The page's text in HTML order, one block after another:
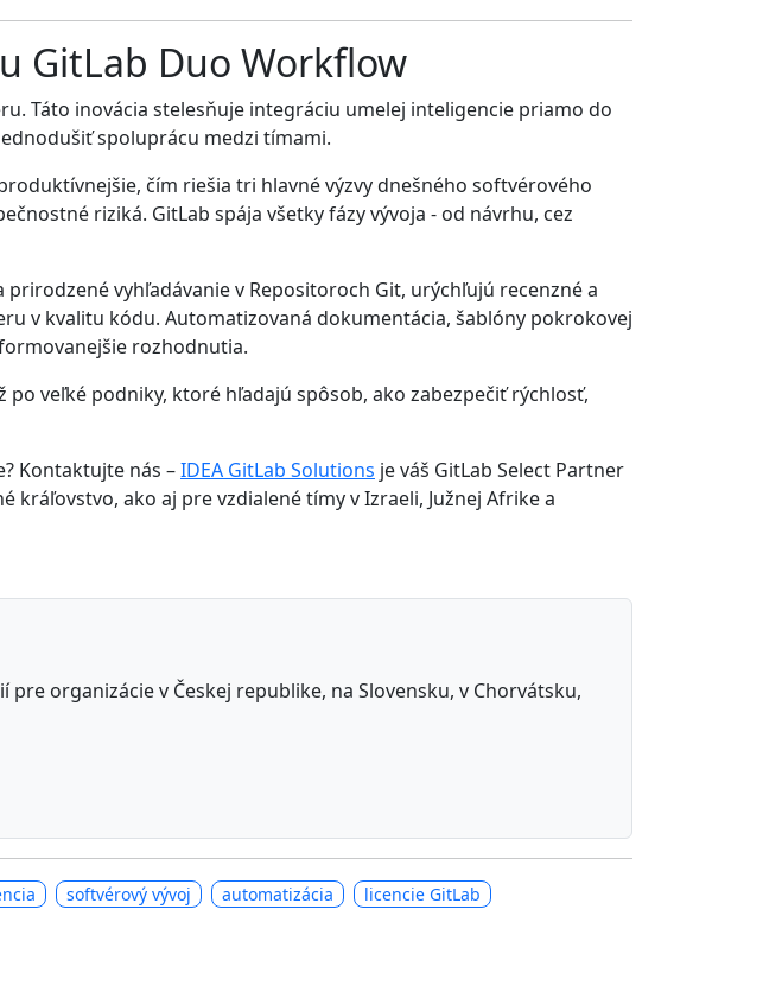
GitLab Duo Workflow
Táto inovácia stelesňuje integráciu umelej inteligencie priamo do
spoluprácu medzi tímami.
čím riešia tri hlavné výzvy dnešného softvérového
riziká. GitLab spája všetky fázy vývoja - od návrhu, cez
vyhľadávanie v Repositoroch Git, urýchľujú recenzné a
v kvalitu kódu. Automatizovaná dokumentácia, šablóny pokrokovej
rozhodnutia.
veľké podniky, ktoré hľadajú spôsob, ako zabezpečiť rýchlosť,
Kontaktujte nás –IDEA GitLab Solutions je váš GitLab Select Partner
kráľovstvo, ako aj pre vzdialené tímy v Izraeli, Južnej Afrike a
organizácie v Českej republike, na Slovensku, v Chorvátsku,
softvérový vývoj automatizácia
licencie GitLab